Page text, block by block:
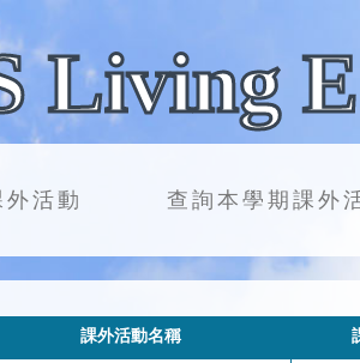
Living
活動 查詢本學期課外
課外活動名稱